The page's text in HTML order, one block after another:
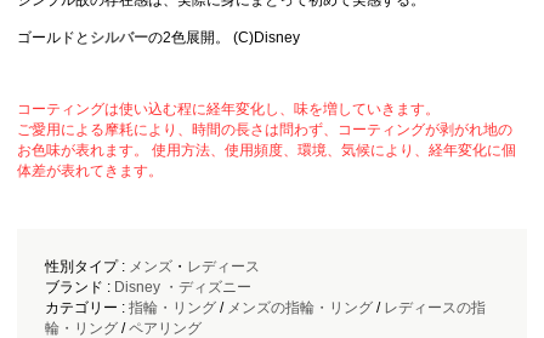
ゴールドと シルバーの2色展開。 (C)Disney
コーティングは使い込む程に経年変化し、味を増していきます。
ご愛用による摩耗により、時間の長さは問わず、コーティングが剥がれ地の
お色味が表れます。 使用方法、使用頻度、環境、気候により、経年変化に個
体差が表れてきます。
性別タイプ : メンズ・ レディース
ブランド : Disney ・ディズニー
カテゴリー : 指輪・リング/ メンズの指輪・リング/ レディースの指
輪・リング/ペアリング